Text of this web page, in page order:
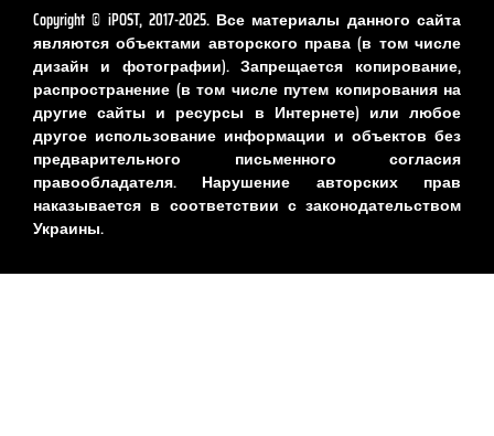
Copyright © iPOST, 2017-2025. Все материалы данного сайта
являются объектами авторского права (в том числе
дизайн и фотографии). Запрещается копирование,
распространение (в том числе путем копирования на
другие сайты и ресурсы в Интернете) или любое
другое использование информации и объектов без
предварительного письменного согласия
правообладателя. Нарушение авторских прав
наказывается в соответствии с законодательством
Украины.